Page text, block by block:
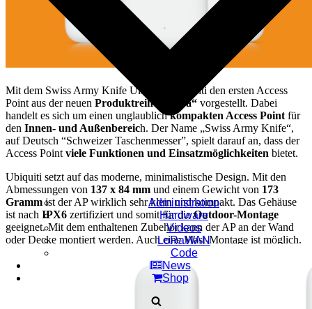
Administration
Hardware
Videos
LoRaWAN
Code
News
Shop
Mit dem Swiss Army Knife Ultra hat Ubiquiti den ersten Access
Point aus der neuen Produktreihe „Ultra“ vorgestellt. Dabei
handelt es sich um einen unglaublichkompakten Access Point für
den Innen- und Außenbereich. Der Name „Swiss Army Knife“,
auf Deutsch “Schweizer Taschenmesser”, spielt darauf an, dass der
Access Point viele Funktionen und Einsatzmöglichkeiten bietet.
Ubiquiti setzt auf das moderne, minimalistische Design. Mit den
Abmessungen von 137 x 84 mm und einem Gewicht von 173
Grammist der AP wirklich sehr klein und kompakt. Das Gehäuse
ist nach IPX6 zertifiziert und somit für dieOutdoor-Montage
geeignet. Mit dem enthaltenen Zubehör kann der AP an der Wand
oder Decke montiert werden. Auch eine Mast-Montage ist möglich.